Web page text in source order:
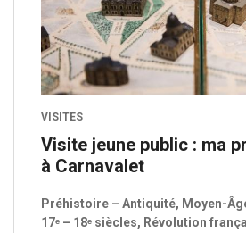
VISITES
Visite jeune public : ma
à Carnavalet
Préhistoire – Antiquité, Moyen-
17ᵉ – 18ᵉ siècles, Révolution